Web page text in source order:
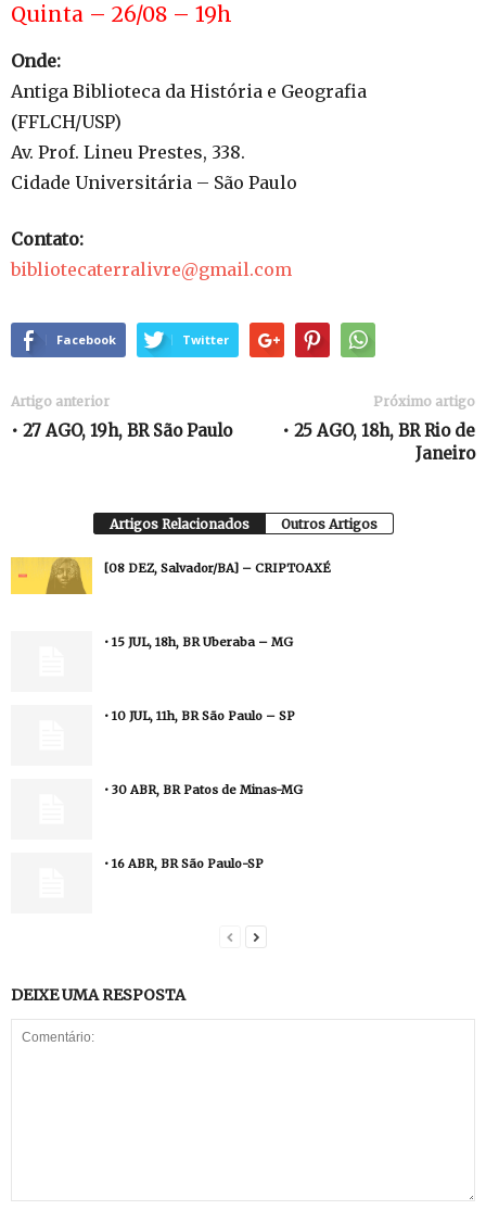
Quinta – 26/08 – 19h
Onde:
Antiga Biblioteca da História e Geografia
(FFLCH/USP)
Av. Prof. Lineu Prestes, 338.
Cidade Universitária – São Paulo
Contato:
bibliotecaterralivre@gmail.com
Facebook Twitter
Artigo anterior
• 27 AGO, 19h, BR São Paulo
Próximo artigo
• 25 AGO, 18h, BR Rio de
Janeiro
Artigos Relacionados Outros Artigos
[08 DEZ, Salvador/BA] – CRIPTOAXÉ
• 15 JUL, 18h, BR Uberaba – MG
• 10 JUL, 11h, BR São Paulo – SP
• 30 ABR, BR Patos de Minas-MG
• 16 ABR, BR São Paulo-SP
DEIXE UMA RESPOSTA